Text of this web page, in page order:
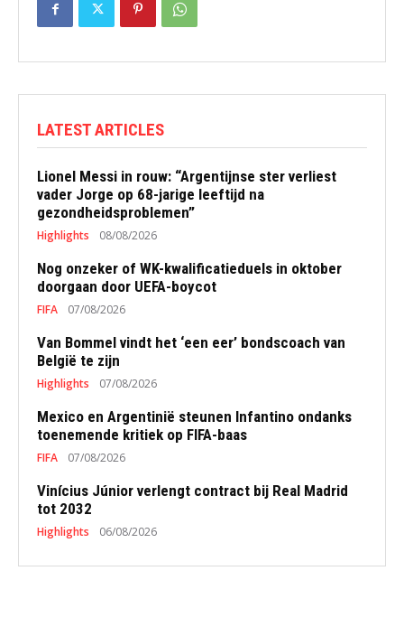
LATEST ARTICLES
Lionel Messi in rouw: “Argentijnse ster verliest
vader Jorge op 68-jarige leeftijd na
gezondheidsproblemen”
Highlights 08/08/2026
Nog onzeker of WK-kwalificatieduels in oktober
doorgaan door UEFA-boycot
FIFA 07/08/2026
Van Bommel vindt het ‘een eer’ bondscoach van
België te zijn
Highlights 07/08/2026
Mexico en Argentinië steunen Infantino ondanks
toenemende kritiek op FIFA-baas
FIFA 07/08/2026
Vinícius Júnior verlengt contract bij Real Madrid
tot 2032
Highlights 06/08/2026